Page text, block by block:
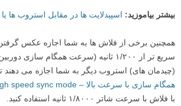
بیشتر بیاموزید: اسپیدلایت ها در مقابل استروب ها
همچنین برخی از فلاش ها به شما اجازه عکس
سریع تر از ۱/۲۰۰ ثانیه (سرعت همگام
(چیدمان های) استروب دیگر به شما اجازه می دهند
همگام سازی با سرعت بالا – High speed sync mode
با فلاش با سرعت شاتر ۱/۸۰۰۰ ثانیه استفاده کنید.